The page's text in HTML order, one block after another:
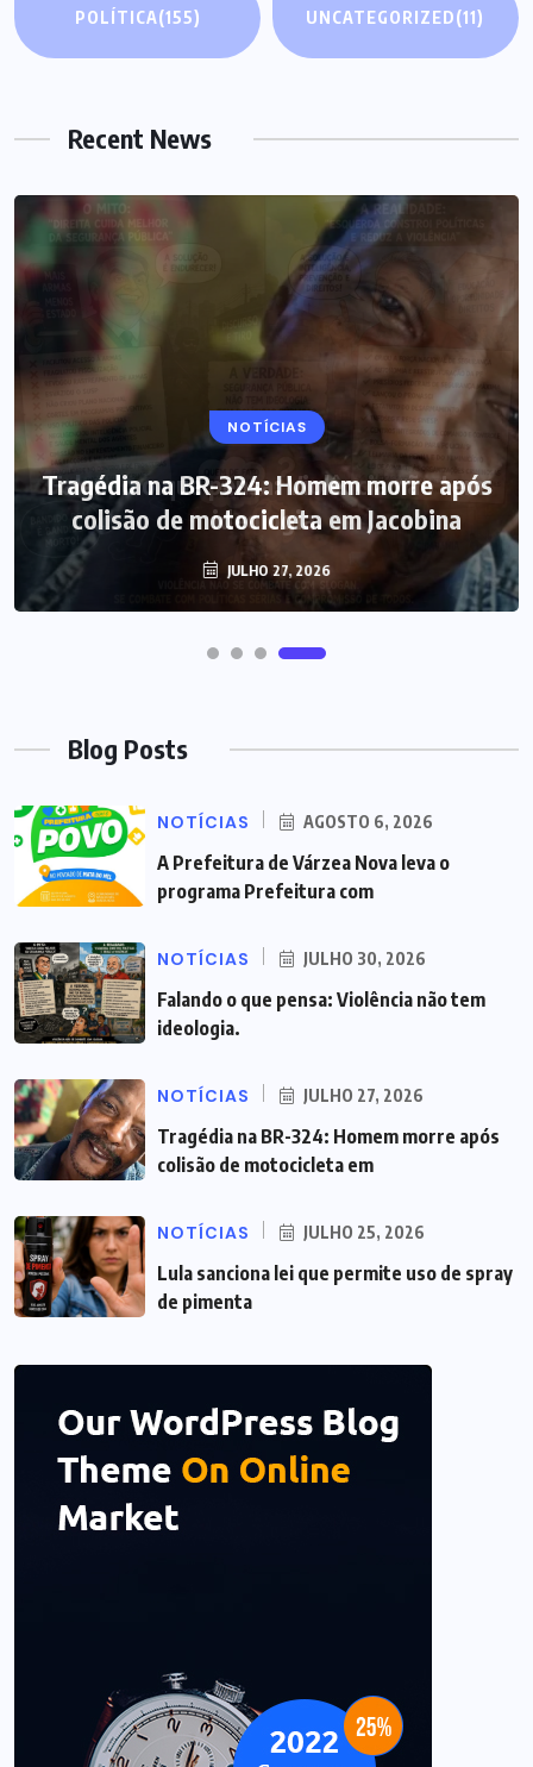
POLÍTICA(155) UNCATEGORIZED(11)
Recent News
NOTÍCIAS
Tragédia na BR-324: Homem morre após
colisão de motocicleta em Jacobina
JULHO 27, 2026
Blog Posts
NOTÍCIAS AGOSTO 6, 2026
A Prefeitura de Várzea Nova leva o
programa Prefeitura com
NOTÍCIAS JULHO 30, 2026
Falando o que pensa: Violência não tem
ideologia.
NOTÍCIAS JULHO 27, 2026
Tragédia na BR-324: Homem morre após
colisão de motocicleta em
NOTÍCIAS JULHO 25, 2026
Lula sanciona lei que permite uso de spray
de pimenta